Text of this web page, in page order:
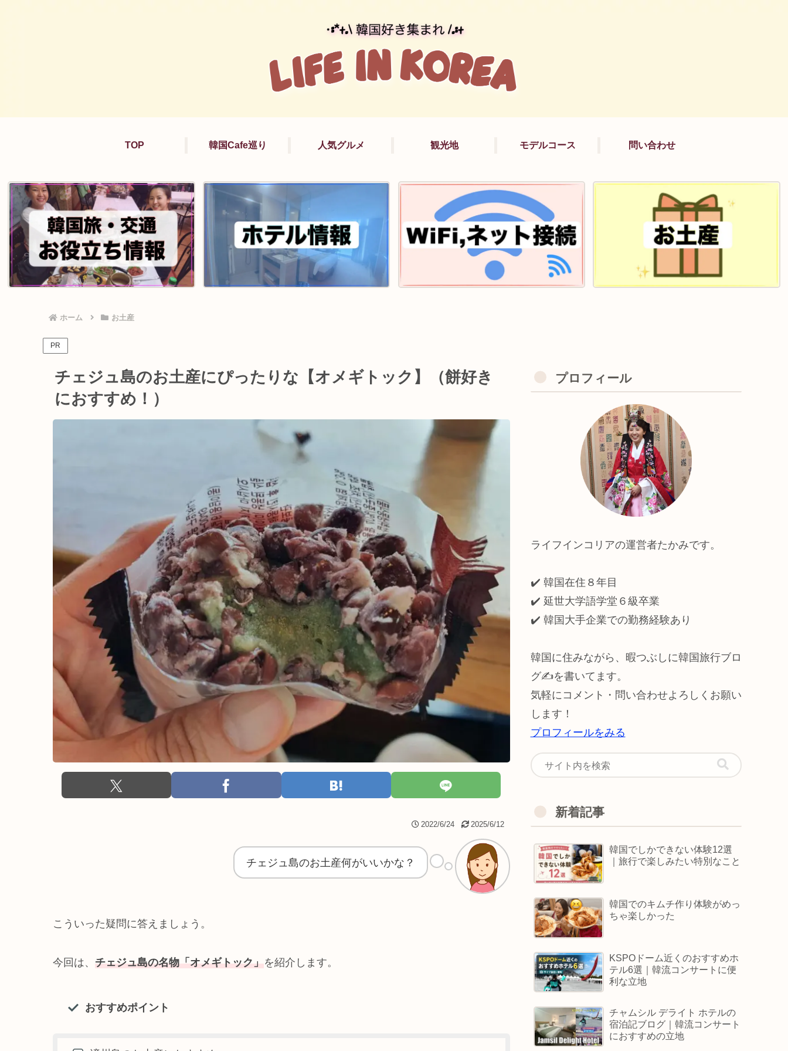
TOP 韓国Cafe巡り 人気グルメ 観光地 モデルコース 問い合わせ
ホーム お土産
PR
チェジュ島のお土産にぴったりな【オメギトック】（餅好き
におすすめ！）
2022/6/24 2025/6/12
チェジュ島のお土産何がいいかな？
こういった疑問に答えましょう。
今回は、 チェジュ島の名物「オメギトック」を紹介します。
おすすめポイント
プロフィール
ライフインコリアの運営者たかみです。
✔️ 韓国在住８年目
✔️ 延世大学語学堂６級卒業
✔️ 韓国大手企業での勤務経験あり
韓国に住みながら、暇つぶしに韓国旅行ブロ
グ✍️を書いてます。
気軽にコメント・問い合わせよろしくお願い
します！
プロフィールをみる
新着記事
韓国でしかできない体験12選
｜旅行で楽しみたい特別なこと
韓国でのキムチ作り体験がめっ
ちゃ楽しかった
KSPOドーム近くのおすすめホ
テル6選｜韓流コンサートに便
利な立地
チャムシル デライト ホテルの
宿泊記ブログ｜韓流コンサート
におすすめの立地